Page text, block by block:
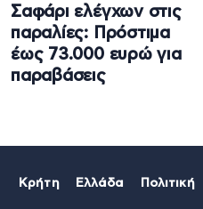
Σαφάρι ελέγχων στις
παραλίες: Πρόστιμα
έως 73.000 ευρώ για
παραβάσεις
Κρήτη Ελλάδα Πολιτική